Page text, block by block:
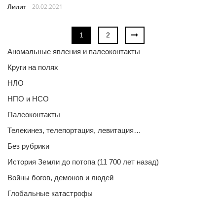
Лилит 20.02.2021
1 2
Аномальные явления и палеоконтакты
Круги на полях
НЛО
НПО и НСО
Палеоконтакты
Телекинез, телепортация, левитация…
Без рубрики
История Земли до потопа (11 700 лет назад)
Войны богов, демонов и людей
Глобальные катастрофы